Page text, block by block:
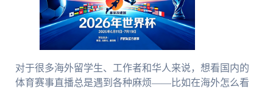
对于很多海外留学生、工作者和华人来说，想看国内的
体育赛事直播总是遇到各种麻烦——比如在海外怎么看